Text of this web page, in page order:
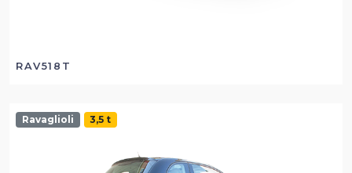
RAV518T
Ravaglioli 3,5 t